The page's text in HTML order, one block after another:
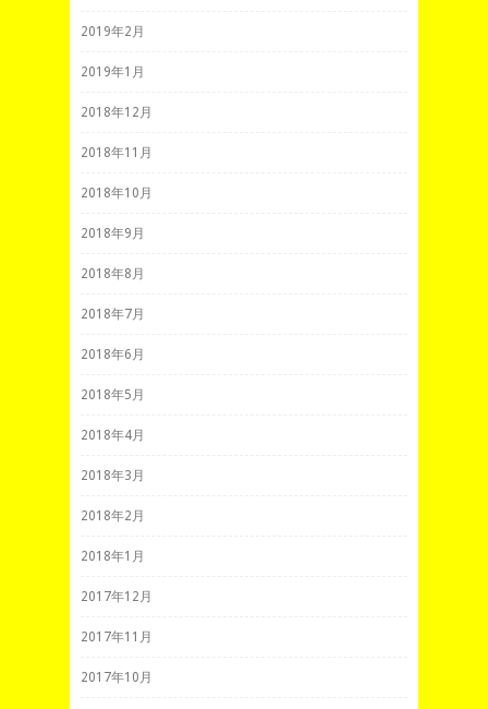
2019年2月
2019年1月
2018年12月
2018年11月
2018年10月
2018年9月
2018年8月
2018年7月
2018年6月
2018年5月
2018年4月
2018年3月
2018年2月
2018年1月
2017年12月
2017年11月
2017年10月